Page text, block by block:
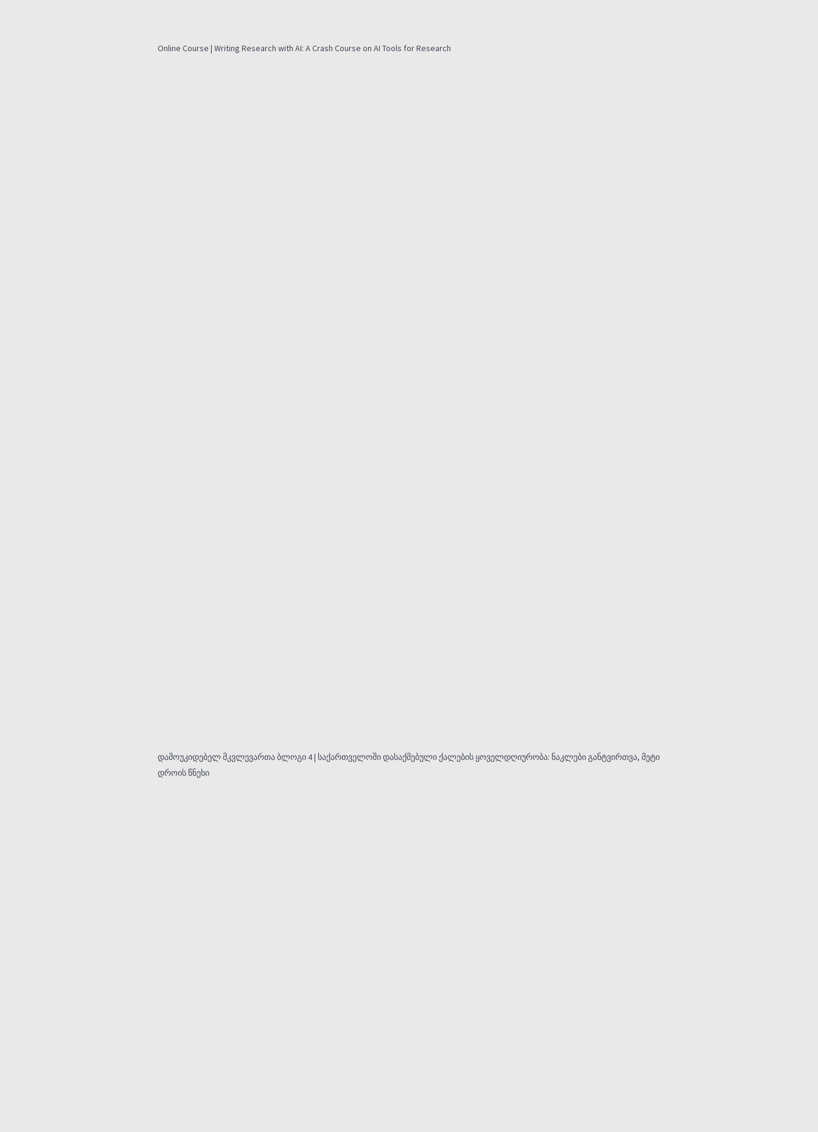
Online Course | Writing Research with AI: A Crash Course on AI Tools for Research
დამოუკიდებელ მკვლევართა ბლოგი 4 | საქართველოში დასაქმებული ქალების ყოველდღიურობა: ნაკლები განტვირთვა, მეტი
დროის წნეხი